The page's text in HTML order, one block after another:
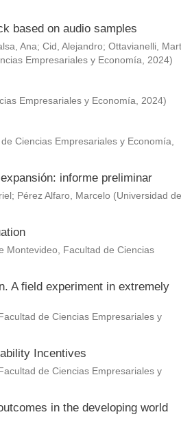
based on audio samples
Ana; Cid, Alejandro; Ottavianelli,
Empresariales y Economía, 2024)
Empresariales y Economía, 2024)
Ciencias Empresariales y Economía,
informe preliminar
; Pérez Alfaro, Marcelo (Universidad de
Montevideo, Facultad de Ciencias
A field experiment in extremely
de Ciencias Empresariales y
Incentives
de Ciencias Empresariales y
in the developing world